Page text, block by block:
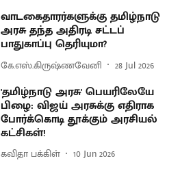
வாடகைதாரர்களுக்கு தமிழ்நாடு
அரசு தந்த அதிரடி சட்டப்
பாதுகாப்பு தெரியுமா?
கே.எஸ்.கிருஷ்ணவேனி 28 Jul 2026
'தமிழ்நாடு அரசு' பெயரிலேயே
பிழை: விஜய் அரசுக்கு எதிராக
போர்க்கொடி தூக்கும் அரசியல்
கட்சிகள்!
கவிதா பக்கிள் 10 Jun 2026